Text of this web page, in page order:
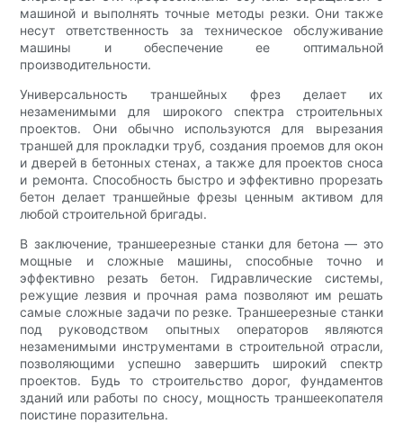
машиной и выполнять точные методы резки. Они также
несут ответственность за техническое обслуживание
машины и обеспечение ее оптимальной
производительности.
Универсальность траншейных фрез делает их
незаменимыми для широкого спектра строительных
проектов. Они обычно используются для вырезания
траншей для прокладки труб, создания проемов для окон
и дверей в бетонных стенах, а также для проектов сноса
и ремонта. Способность быстро и эффективно прорезать
бетон делает траншейные фрезы ценным активом для
любой строительной бригады.
В заключение, траншеерезные станки для бетона — это
мощные и сложные машины, способные точно и
эффективно резать бетон. Гидравлические системы,
режущие лезвия и прочная рама позволяют им решать
самые сложные задачи по резке. Траншеерезные станки
под руководством опытных операторов являются
незаменимыми инструментами в строительной отрасли,
позволяющими успешно завершить широкий спектр
проектов. Будь то строительство дорог, фундаментов
зданий или работы по сносу, мощность траншеекопателя
поистине поразительна.